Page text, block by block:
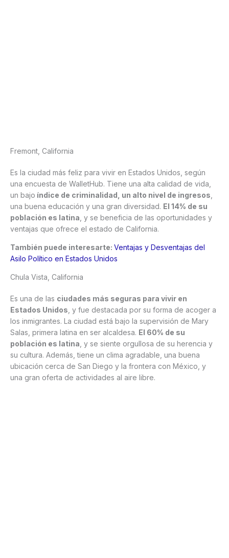
Fremont, California
Es la ciudad más feliz para vivir en Estados Unidos, según
una encuesta de WalletHub. Tiene una alta calidad de vida,
un bajo índice de criminalidad, un alto nivel de ingresos
una buena educación y una gran diversidad. El 14% de su
población es latina , y se beneficia de las oportunidades y
ventajas que ofrece el estado de California.
También puede interesarte: Ventajas y Desventajas del
Asilo Político en Estados Unidos
Chula Vista, California
Es una de las ciudades más seguras para vivir en
Estados Unidos , y fue destacada por su forma de acoger a
los inmigrantes. La ciudad está bajo la supervisión de Mary
Salas, primera latina en ser alcaldesa. El 60% de su
población es latina , y se siente orgullosa de su herencia y
su cultura. Además, tiene un clima agradable, una buena
ubicación cerca de San Diego y la frontera con México, y
una gran oferta de actividades al aire libre.